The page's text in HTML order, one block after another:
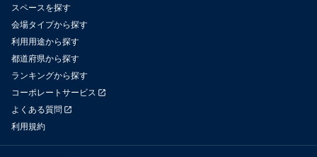
スペースを探す
会場タイプから探す
利用用途から探す
都道府県から探す
ランキングから探す
コーポレートサービス
よくある質問
利用規約